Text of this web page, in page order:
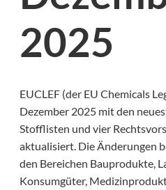
2025
EUCLEF (der EU Chemicals
Dezember 2025 mit den
Stofflisten und vier
aktualisiert. Die Änderungen
den Bereichen Bauprodukte,
Konsumgüter,